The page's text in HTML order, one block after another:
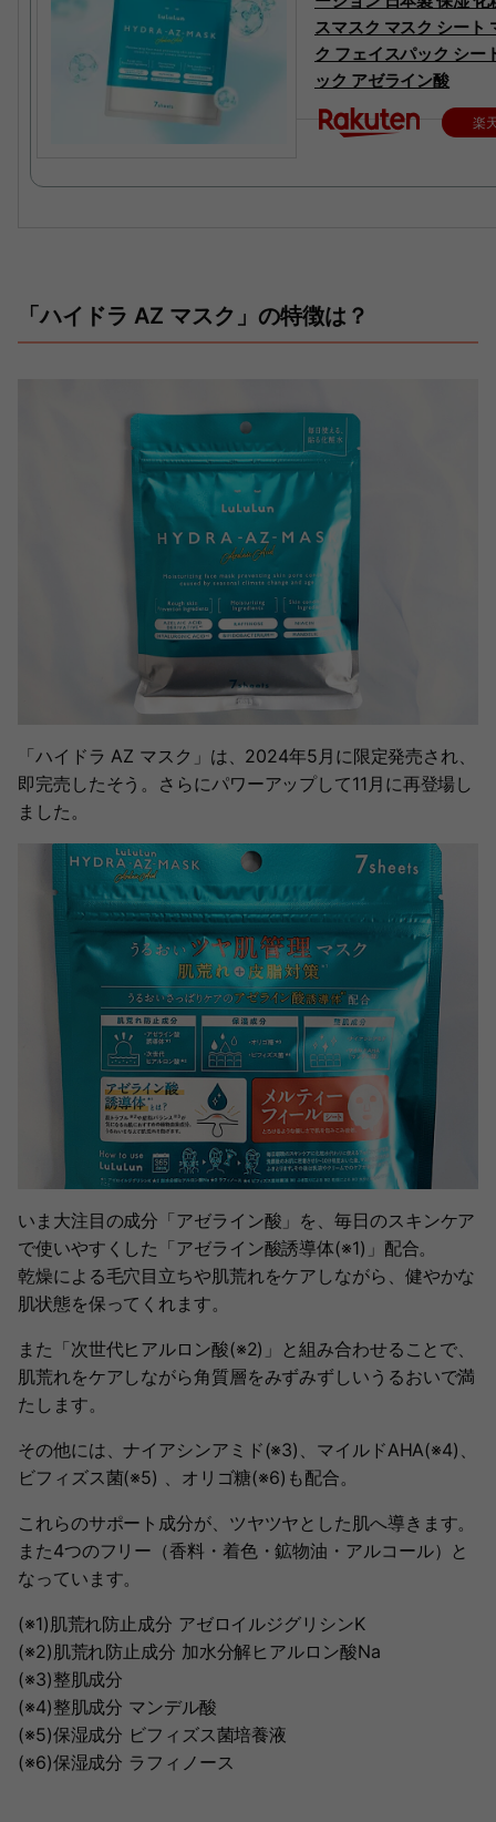
スマスク マスク シート
ク フェイスパック シー
ック アゼライン酸
楽
「ハイドラ AZ マスク」の特徴は？
「ハイドラ AZ マスク」は、2024年5月に限定発売され、
即完売したそう。さらにパワーアップして11月に再登場し
ました。
いま大注目の成分「アゼライン酸」を、毎日のスキンケア
で使いやすくした「アゼライン酸誘導体(※1)」配合。
乾燥による毛穴目立ちや肌荒れをケアしながら、健やかな
肌状態を保ってくれます。
また「次世代ヒアルロン酸(※2)」と組み合わせることで、
肌荒れをケアしながら角質層をみずみずしいうるおいで満
たします。
その他には、ナイアシンアミド(※3)、マイルドAHA(※4)、
ビフィズス菌(※5) 、オリゴ糖(※6)も配合。
これらのサポート成分が、ツヤツヤとした肌へ導きます。
また4つのフリー（香料・着色・鉱物油・アルコール）と
なっています。
(※1)肌荒れ防止成分 アゼロイルジグリシンK
(※2)肌荒れ防止成分 加水分解ヒアルロン酸Na
(※3)整肌成分
(※4)整肌成分 マンデル酸
(※5)保湿成分 ビフィズス菌培養液
(※6)保湿成分 ラフィノース